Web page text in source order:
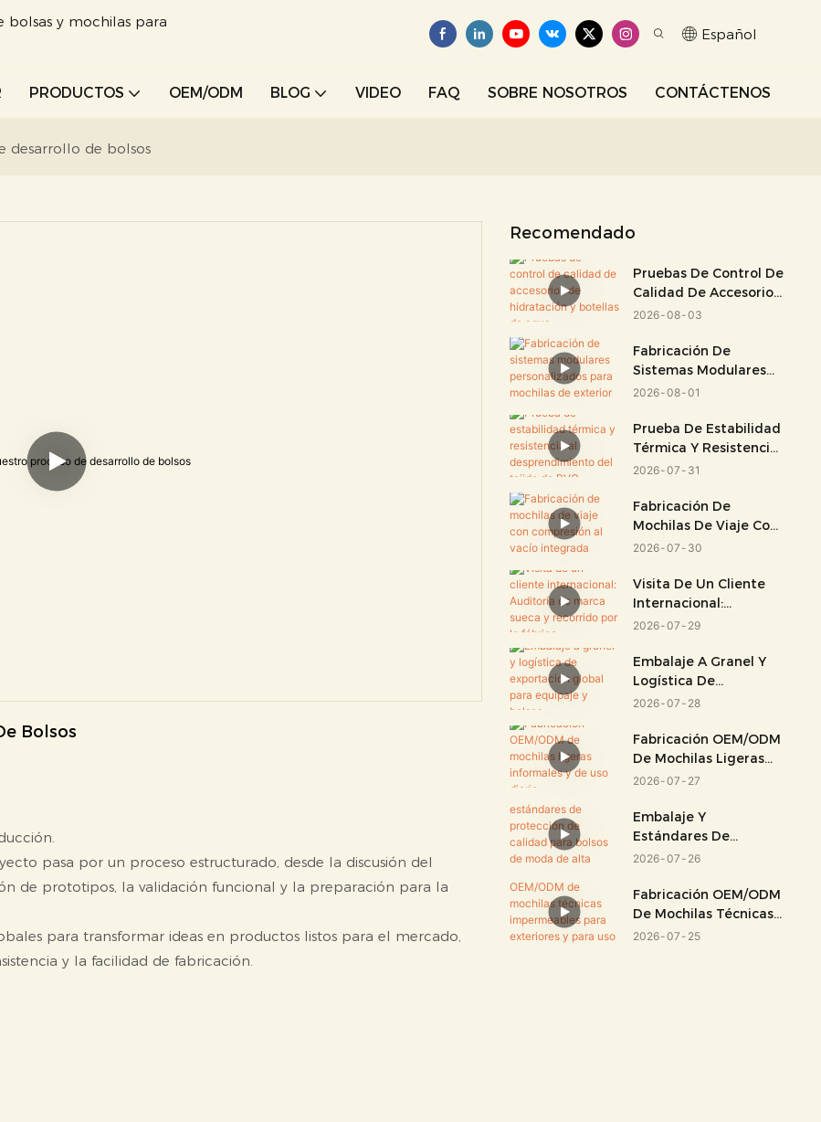
bolsas y mochilas para
Español
PRODUCTOS OEM/ODM BLOG VIDEO FAQ SOBRE NOSOTROS CONTÁCTENOS
desarrollo de bolsos
Bolsos
pasa por un proceso estructurado, desde la discusión del
de prototipos, la validación funcional y la preparación para la
para transformar ideas en productos listos para el mercado,
y la facilidad de fabricación.
Recomendado
Pruebas De Control De
Calidad De Accesorios
De Hidratación Y
2026 08 03
Fabricación De
Sistemas Modulares
Personalizados Para
2026 08 01
Prueba De Estabilidad
Térmica Y Resistencia
Al Desprendimiento
2026 07 31
Fabricación De
Mochilas De Viaje Con
Compresión Al Vacío
2026 07 30
Visita De Un Cliente
Internacional:
Auditoría De Marca
La Fábrica.
2026 07 29
Embalaje A Granel Y
Logística De
Exportación Global
Bolsos.
2026 07 28
Fabricación OEM/ODM
De Mochilas Ligeras
Informales Y De Uso
2026 07 27
Embalaje Y
Estándares De
Protección De Calidad
De Alta Gama
2026 07 26
Fabricación OEM/ODM
De Mochilas Técnicas
Impermeables Para
2026 07 25